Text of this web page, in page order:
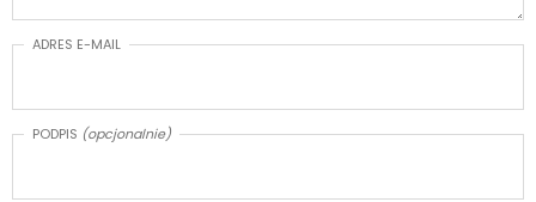
ADRES E-MAIL
PODPIS (opcjonalnie)